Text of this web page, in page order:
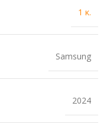
1 κ.
Samsung
2024